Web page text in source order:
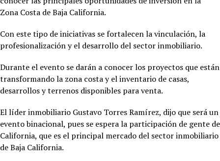
Zona Costa de Baja California.
Con este tipo de iniciativas se fortalecen la vinculación, la
profesionalización y el desarrollo del sector inmobiliario.
Durante el evento se darán a conocer los proyectos que están
transformando la zona costa y el inventario de casas,
desarrollos y terrenos disponibles para venta.
El líder inmobiliario Gustavo Torres Ramírez, dijo que será un
evento binacional, pues se espera la participación de gente de
California, que es el principal mercado del sector inmobiliario
de Baja California.